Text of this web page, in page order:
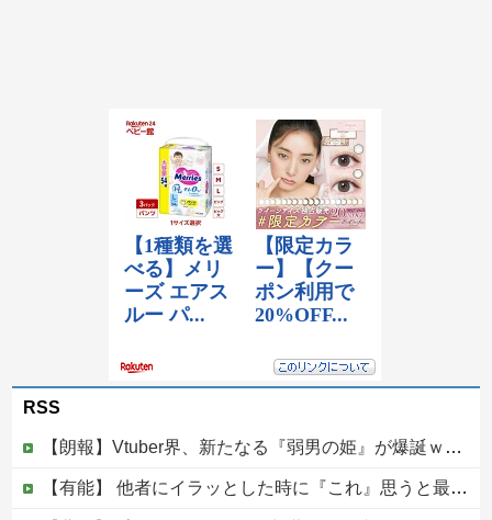
RSS
【朗報】Vtuber界、新たなる『弱男の姫』が爆誕ｗｗｗｗｗｗｗｗｗｗｗ
【有能】 他者にイラッとした時に『これ』思うと最強に楽になることが発覚！！！